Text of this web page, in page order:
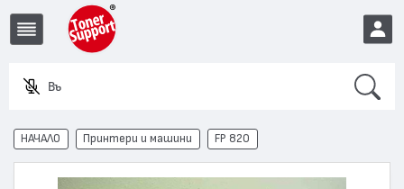
Въведе
EUR
НАЧАЛО Принтери и машини FP 820